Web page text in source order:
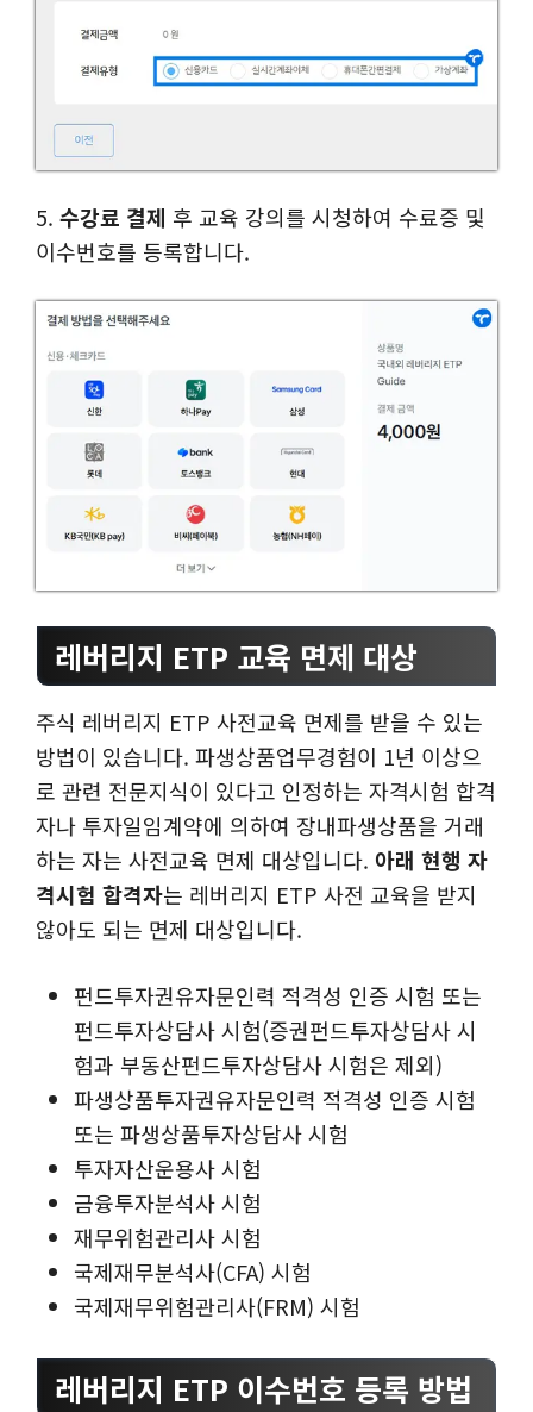
5. 수강료 결제 후 교육 강의를 시청하여 수료증 및
이수번호를 등록합니다.
레버리지 ETP 교육 면제 대상
주식 레버리지 ETP 사전교육 면제를 받을 수 있는
방법이 있습니다. 파생상품업무경험이 1년 이상으
로 관련 전문지식이 있다고 인정하는 자격시험 합격
자나 투자일임계약에 의하여 장내파생상품을 거래
하는 자는 사전교육 면제 대상입니다. 아래 현행 자
격시험 합격자는 레버리지 ETP 사전 교육을 받지
않아도 되는 면제 대상입니다.
펀드투자권유자문인력 적격성 인증 시험 또는
펀드투자상담사 시험(증권펀드투자상담사 시
험과 부동산펀드투자상담사 시험은 제외)
파생상품투자권유자문인력 적격성 인증 시험
또는 파생상품투자상담사 시험
투자자산운용사 시험
금융투자분석사 시험
재무위험관리사 시험
국제재무분석사(CFA) 시험
국제재무위험관리사(FRM) 시험
레버리지 ETP 이수번호 등록 방법